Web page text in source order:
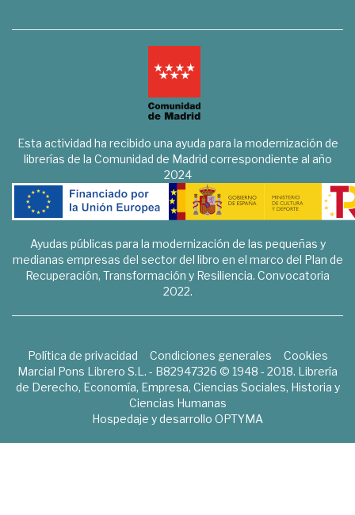
Esta actividad ha recibido una ayuda para la modernización de
librerías de la Comunidad de Madrid correspondiente al año
2024
Ayudas públicas para la modernización de las pequeñas y
medianas empresas del sector del libro en el marco del Plan de
Recuperación, Transformación y Resiliencia. Convocatoria
2022.
Política de privacidad Condiciones generales
Cookies
Marcial Pons Librero S.L. - B82947326 © 1948 - 2018. Librería
de Derecho, Economía, Empresa, Ciencias Sociales, Historia y
Ciencias Humanas
Hospedaje y desarrollo OPTYMA